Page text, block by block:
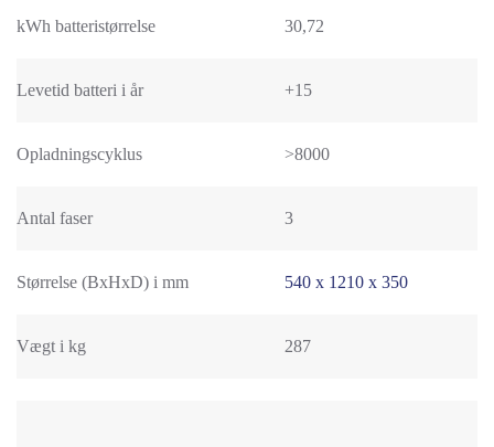
kWh batteristørrelse 30,72
Levetid batteri i år +15
Opladningscyklus >8000
Antal faser 3
Størrelse (BxHxD) i mm 540 x 1210 x 350
Vægt i kg 287